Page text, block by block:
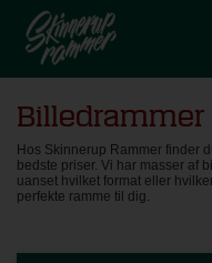
Billedrammer
Hos Skinnerup Rammer finder
bedste priser. Vi har masser af
uanset hvilket format eller
perfekte ramme til dig.